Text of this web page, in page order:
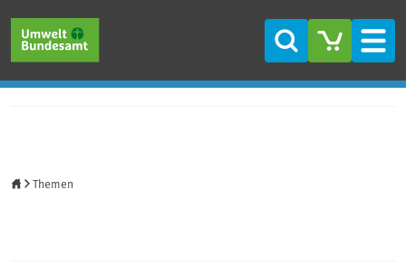
Suche
Themen